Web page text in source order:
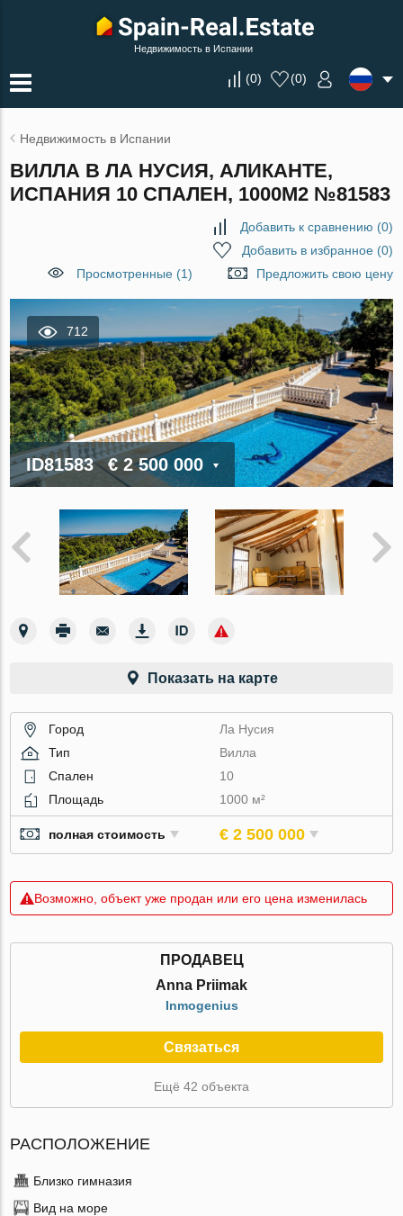
Недвижимость в Испании
(0) (0)
Недвижимость в Испании
ВИЛЛА В ЛА НУСИЯ, АЛИКАНТЕ,
ИСПАНИЯ 10 СПАЛЕН, 1000М2 №81583
Добавить к сравнению (0)
Добавить в избранное(0)
Просмотренные (1)
Предложить свою цену
712
ID81583 € 2 500 000
Показать на карте
Город
Ла Нусия
Тип
Вилла
Спален
10
Площадь
1000 м²
полная стоимость € 2 500 000
Возможно, объект уже продан или его цена изменилась
ПРОДАВЕЦ
Anna Priimak
Inmogenius
Связаться
Ещё 42 объекта
РАСПОЛОЖЕНИЕ
Близко гимназия
Вид на море